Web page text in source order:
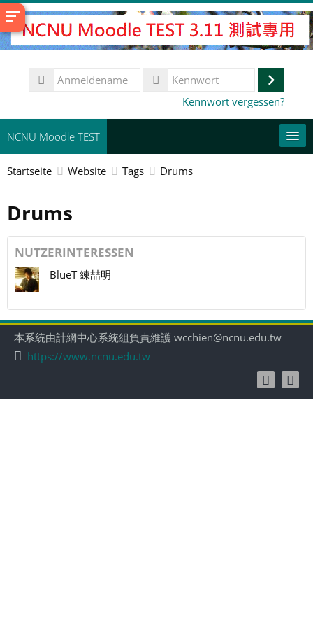
Zum
Hauptinhalt
Anmeldename
Kennwort vergessen?
NCNU Moodle TEST
常用連結
Deutsch ‎(de)‎
Kurse
Startseite Website Tags Drums
Drums
NUTZERINTERESSEN
BlueT 練喆明
本系統由計網中心系統組負責維護 wcchien@ncnu.edu.tw
https://www.ncnu.edu.tw